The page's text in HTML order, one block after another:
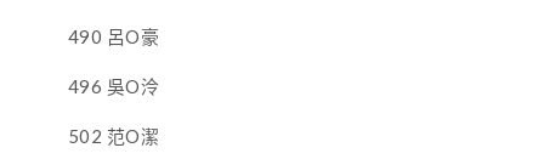
490 呂O豪
496 吳O泠
502 范O潔